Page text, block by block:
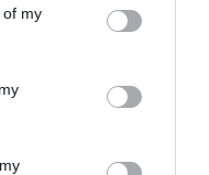
of my
de balonmano